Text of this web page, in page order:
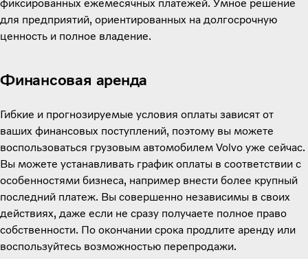
фиксированных ежемесячных платежей. Умное решение
для предприятий, ориентированных на долгосрочную
ценность и полное владение.
Финансовая аренда
Гибкие и прогнозируемые условия оплаты зависят от
ваших финансовых поступлений, поэтому вы можете
воспользоваться грузовым автомобилем Volvo уже сейчас.
Вы можете устанавливать график оплаты в соответствии с
особенностями бизнеса, например внести более крупный
последний платеж. Вы совершенно независимы в своих
действиях, даже если не сразу получаете полное право
собственности. По окончании срока продлите аренду или
воспользуйтесь возможностью перепродажи.